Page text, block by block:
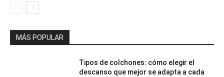
MÁS POPULAR
Tipos de colchones: cómo elegir el
descanso que mejor se adapta a cada